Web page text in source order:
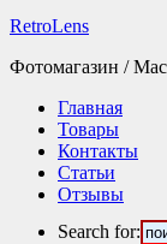
RetroLens
Фотомагазин /
Главная
Товары
Контакты
Статьи
Отзывы
Search for: